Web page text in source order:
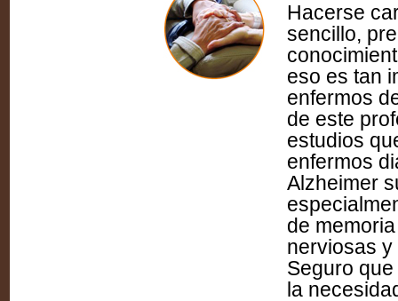
Hacerse
sencillo,
eso es tan
enfermos
de este
estudios
enfermos
Alzheimer
de
nerviosas
Seguro
la